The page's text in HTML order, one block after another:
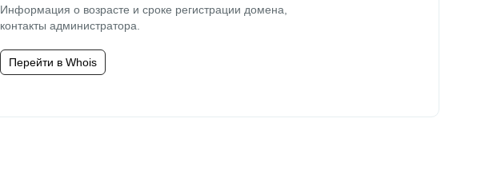
Информация о возрасте и сроке регистрации домена,
контакты администратора.
Перейти в Whois